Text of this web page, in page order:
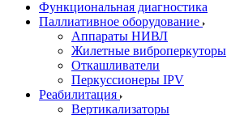
Функциональная диагностика
Паллиативное оборудование
Аппараты НИВЛ
Жилетные виброперкуторы
Откашливатели
Перкуссионеры IPV
Реабилитация
Вертикализаторы